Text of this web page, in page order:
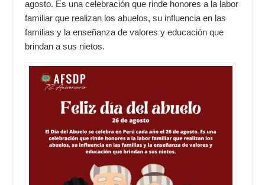
agosto. Es una celebración que rinde honores a la labor
familiar que realizan los abuelos, su influencia en las
familias y la enseñanza de valores y educación que
brindan a sus nietos.